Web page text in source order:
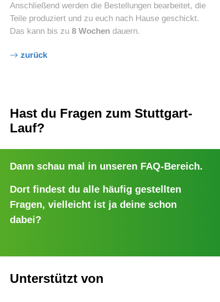
Anschließend werden die Bestellungen bearbeitet, die
Teile produziert und zu euch nach Hause geschickt.
Das kann bis zu 8 Wochen dauern.
zurück
Hast du Fragen zum Stuttgart-
Lauf?
Dann schau mal in unseren FAQ-Bereich.
Dort findest du alle häufig gestellten
Fragen, vielleicht ist ja deine schon
dabei?
Unterstützt von